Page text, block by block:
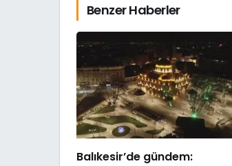
Benzer Haberler
Balıkesir’de gündem: